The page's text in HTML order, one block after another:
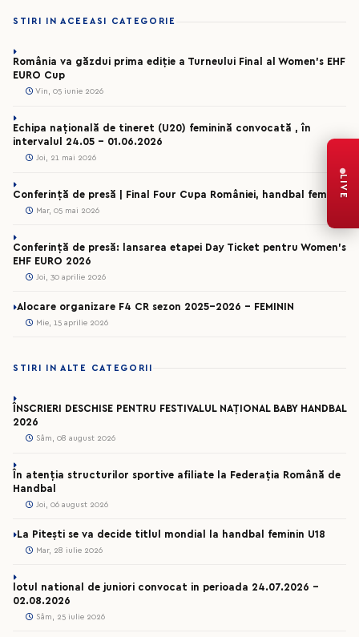
STIRI IN ACEEASI CATEGORIE
România va găzdui prima ediție a Turneului Final al Women’s EHF
EURO Cup
Vin, 05 iunie 2026
Echipa națională de tineret (U20) feminină convocată , în
intervalul 24.05 – 01.06.2026
Joi, 21 mai 2026
Conferință de presă | Final Four Cupa României, handbal feminin
Mar, 05 mai 2026
Conferință de presă: lansarea etapei Day Ticket pentru Women’s
EHF EURO 2026
Joi, 30 aprilie 2026
Alocare organizare F4 CR sezon 2025-2026 - FEMININ
Mie, 15 aprilie 2026
STIRI IN ALTE CATEGORII
ÎNSCRIERI DESCHISE PENTRU FESTIVALUL NAȚIONAL BABY HANDBAL
2026
Sâm, 08 august 2026
În atenția structurilor sportive afiliate la Federația Română de
Handbal
Joi, 06 august 2026
La Pitești se va decide titlul mondial la handbal feminin U18
Mar, 28 iulie 2026
lotul national de juniori convocat in perioada 24.07.2026 –
02.08.2026
Sâm, 25 iulie 2026
LIVE